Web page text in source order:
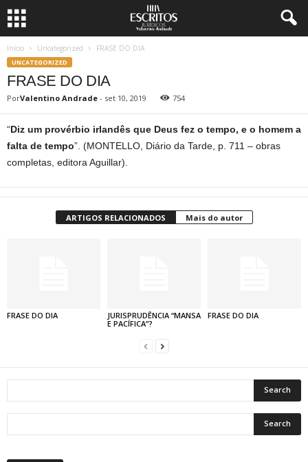
Início Uncategorized FRASE DO DIA
UNCATEGORIZED
FRASE DO DIA
PorValentino Andrade - set 10, 2019 754
“Diz um provérbio irlandês que Deus fez o tempo, e o homem a
falta de tempo”. (MONTELLO, Diário da Tarde, p. 711 – obras
completas, editora Aguillar).
ARTIGOS RELACIONADOS Mais do autor
FRASE DO DIA
JURISPRUDÊNCIA “MANSA
E PACÍFICA”?
FRASE DO DIA